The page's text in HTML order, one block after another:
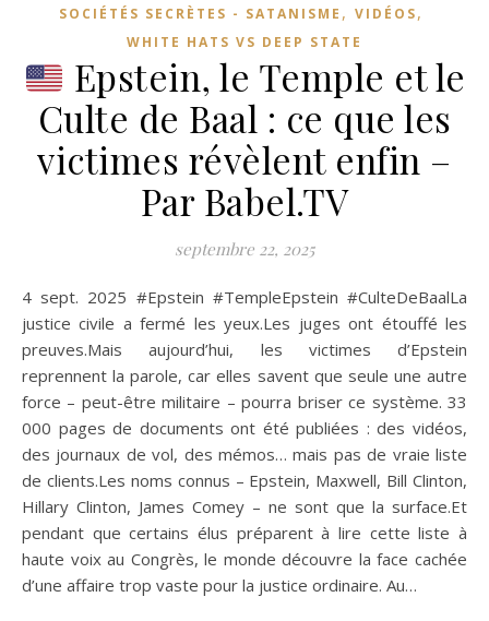
SOCIÉTÉS SECRÈTES - SATANISME , VIDÉOS,
WHITE HATS VS DEEP STATE
Epstein, le Temple et le
Culte de Baal : ce que les
victimes révèlent enfin –
Par Babel.TV
septembre 22, 2025
4 sept. 2025 #Epstein #TempleEpstein #CulteDeBaalLa
justice civile a fermé les yeux.Les juges ont étouffé les
preuves.Mais aujourd’hui, les victimes d’Epstein
reprennent la parole, car elles savent que seule une autre
force – peut-être militaire – pourra briser ce système. 33
000 pages de documents ont été publiées : des vidéos,
des journaux de vol, des mémos… mais pas de vraie liste
de clients.Les noms connus – Epstein, Maxwell, Bill Clinton,
Hillary Clinton, James Comey – ne sont que la surface.Et
pendant que certains élus préparent à lire cette liste à
haute voix au Congrès, le monde découvre la face cachée
d’une affaire trop vaste pour la justice ordinaire. Au…